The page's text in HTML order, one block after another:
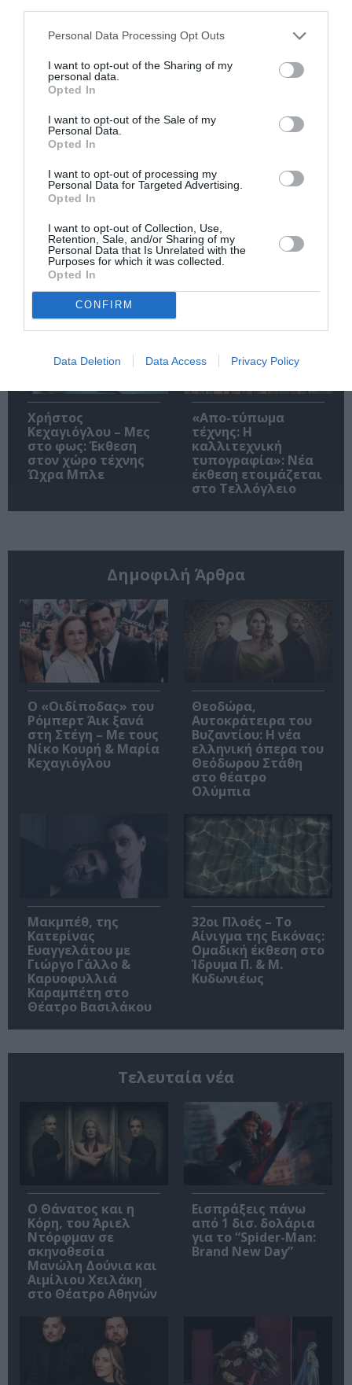
Personal Data Processing Opt Outs
I want to opt-out of the Sharing of my
personal data.
Opted In
I want to opt-out of the Sale of my
Personal Data.
Opted In
I want to opt-out of processing my
Personal Data for Targeted Advertising.
Opted In
I want to opt-out of Collection, Use,
Retention, Sale, and/or Sharing of my
Personal Data that Is Unrelated with the
Purposes for which it was collected.
Opted In
CONFIRM
Data Deletion Data Access Privacy Policy
Ακολουθήστε το Culturenow.gr
Σαρωνίς Βατικιώτη
Γκάτσου –
Διαφάνειες Ζωής:
Έκθεση στο Katheti
Summer 2026
Αλέξανδρος
Μαγκανιώτης –
State of Change:
γκαλερί Ακρόπρωρο
Χρήστος
Κεχαγιόγλου – Μες
στο φως: Έκθεση
στον χώρο τέχνης
Ώχρα Μπλε
«Απο-τύπωμα
τέχνης: H
καλλιτεχνική
τυπογραφία»: Νέα
έκθεση ετοιμάζεται
στο Τελλόγλειο
Δημοφιλή Άρθρα
O «Οιδίποδας» του
Ρόμπερτ Άικ ξανά
στη Στέγη – Με τους
Νίκο Κουρή & Μαρία
Κεχαγιόγλου
Θεοδώρα,
Αυτοκράτειρα του
Βυζαντίου: Η νέα
ελληνική όπερα του
Θεόδωρου Στάθη
στο θέατρο
Ολύμπια
Μακμπέθ, της
Κατερίνας
Ευαγγελάτου με
Γιώργο Γάλλο &
Καρυοφυλλιά
Καραμπέτη στο
Θέατρο Βασιλάκου
32οι Πλοές – Το
Αίνιγμα της Εικόνας:
Ομαδική έκθεση στο
Ίδρυμα Π. & Μ.
Κυδωνιέως
Τελευταία νέα
Ο Θάνατος και η
Κόρη, του Άριελ
Ντόρφμαν σε
σκηνοθεσία
Μανώλη Δούνια και
Αιμίλιου Χειλάκη
στο Θέατρο Αθηνών
Εισπράξεις πάνω
από 1 δισ. δολάρια
για το “Spider-Man:
Brand New Day”